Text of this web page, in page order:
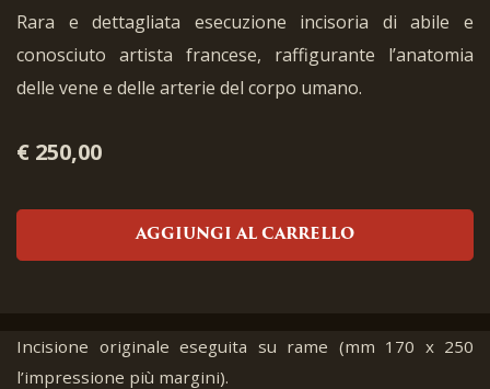
Rara e dettagliata esecuzione incisoria di abile e
conosciuto artista francese, raffigurante l’anatomia
delle vene e delle arterie del corpo umano.
€ 250,00
AGGIUNGI AL CARRELLO
Incisione originale eseguita su rame (mm 170 x 250
l’impressione più margini).